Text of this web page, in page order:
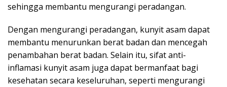
sehingga membantu mengurangi peradangan.
Dengan mengurangi peradangan, kunyit asam dapat
membantu menurunkan berat badan dan mencegah
penambahan berat badan. Selain itu, sifat anti-
inflamasi kunyit asam juga dapat bermanfaat bagi
kesehatan secara keseluruhan, seperti mengurangi